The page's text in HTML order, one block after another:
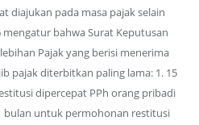
diajukan pada masa pajak selain
bahwa Surat Keputusan
Pajak yang berisi menerima
pajak diterbitkan paling lama: 1. 15
dipercepat PPh orang pribadi
bulan untuk permohonan restitusi